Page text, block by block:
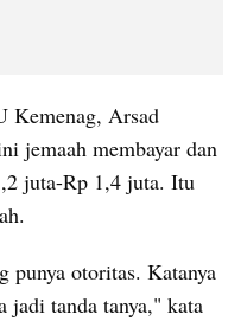
Arsad
jemaah membayar dan
juta-Rp 1,4 juta. Itu
punya otoritas. Katanya
jadi tanda tanya," kata